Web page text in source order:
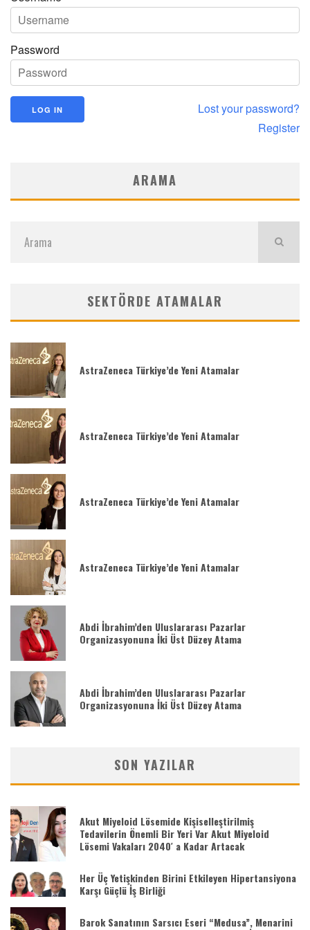
Password
Lost your password?
Register
ARAMA
SEKTÖRDE ATAMALAR
AstraZeneca Türkiye’de Yeni Atamalar
AstraZeneca Türkiye’de Yeni Atamalar
AstraZeneca Türkiye’de Yeni Atamalar
AstraZeneca Türkiye’de Yeni Atamalar
Abdi İbrahim’den Uluslararası Pazarlar
Organizasyonuna İki Üst Düzey Atama
Abdi İbrahim’den Uluslararası Pazarlar
Organizasyonuna İki Üst Düzey Atama
SON YAZILAR
Akut Miyeloid Lösemide Kişiselleştirilmiş
Tedavilerin Önemli Bir Yeri Var Akut Miyeloid
Lösemi Vakaları 2040′ a Kadar Artacak
Her Üç Yetişkinden Birini Etkileyen Hipertansiyona
Karşı Güçlü İş Birliği
Barok Sanatının Sarsıcı Eseri “Medusa”, Menarini